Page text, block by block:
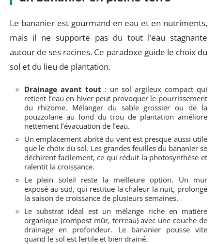
Le bananier est gourmand en eau et en nutriments,
mais il ne supporte pas du tout l’eau stagnante
autour de ses racines. Ce paradoxe guide le choix du
sol et du lieu de plantation.
Drainage avant tout : un sol argileux compact qui
retient l’eau en hiver peut provoquer le pourrissement
du rhizome. Mélanger du sable grossier ou de la
pouzzolane au fond du trou de plantation améliore
nettement l’évacuation de l’eau.
Un emplacement abrité du vent est presque aussi utile
que le choix du sol. Les grandes feuilles du bananier se
déchirent facilement, ce qui réduit la photosynthèse et
ralentit la croissance.
Le plein soleil reste la meilleure option. Un mur
exposé au sud, qui restitue la chaleur la nuit, prolonge
la saison de croissance de plusieurs semaines.
Le substrat idéal est un mélange riche en matière
organique (compost mûr, terreau) avec une couche de
drainage en profondeur. Le bananier pousse vite
quand le sol est fertile et bien drainé.